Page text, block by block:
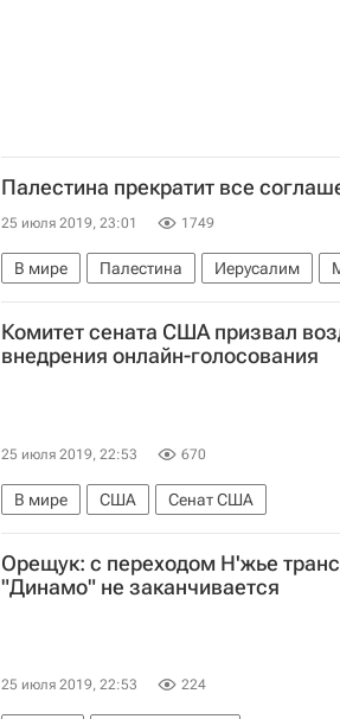
Палестина прекратит все
25 июля 2019, 23:01 1749
В мире Палестина Иерусалим
Обострение палестино-израильского
Комитет сената США призвал
внедрения онлайн-голосования
25 июля 2019, 22:53 670
В мире США Сенат США
Орещук: с переходом Н'жье
"Динамо" не заканчивается
25 июля 2019, 22:53 224